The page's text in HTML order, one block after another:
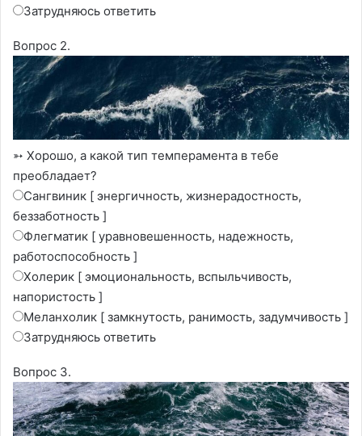
Затрудняюсь ответить
Вопрос 2.
➳ Хорошо, а какой тип темперамента в тебе
преобладает?
Сангвиник [ энергичность, жизнерадостность,
беззаботность ]
Флегматик [ уравновешенность, надежность,
работоспособность ]
Холерик [ эмоциональность, вспыльчивость,
напористость ]
Меланхолик [ замкнутость, ранимость, задумчивость ]
Затрудняюсь ответить
Вопрос 3.